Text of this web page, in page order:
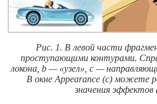
Рис. 1. В левой части
проступающими контурами.
локона, b — «узел», c —
В окне Appearance (с) можете
значения эффектов